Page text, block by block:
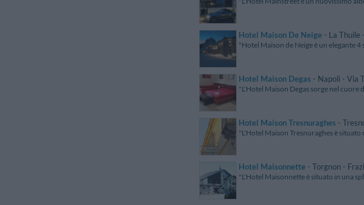
Hotel Maison De Neige - La Thuile
"Hotel Maison de Neige è un elegante
Hotel Maison Degas - Napoli - Via
"L'Hotel Maison Degas sorge nel
Hotel Maison Tresnuraghes -
"L'Hotel Maison Tresnuraghes è
Hotel Maisonnette - Torgnon -
"L'Hotel Maisonnette è situato in una